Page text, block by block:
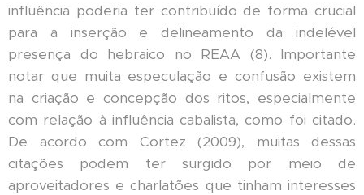
influência poderia ter contribuído de forma crucial
para a inserção e delineamento da indelével
presença do hebraico no REAA (8). Importante
notar que muita especulação e confusão existem
na criação e concepção dos ritos, especialmente
com relação à influência cabalista, como foi citado.
De acordo com Cortez (2009), muitas dessas
citações podem ter surgido por meio de
aproveitadores e charlatões que tinham interesses